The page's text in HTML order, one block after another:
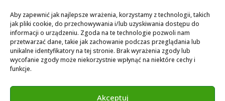
Aby zapewnić jak najlepsze wrażenia, korzystamy z technologii, takich
jak pliki cookie, do przechowywania i/lub uzyskiwania dostępu do
informacji o urządzeniu. Zgoda na te technologie pozwoli nam
przetwarzać dane, takie jak zachowanie podczas przeglądania lub
unikalne identyfikatory na tej stronie. Brak wyrażenia zgody lub
wycofanie zgody może niekorzystnie wpłynąć na niektóre cechy i
funkcje.
Akceptuj
Polityka Cookies
Formularz zamówienia wstępnego